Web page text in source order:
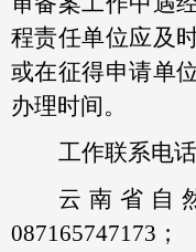
程责任单位应及
或在征得申请单
办理时间。
工作联系电话
云南省自
087165747173；